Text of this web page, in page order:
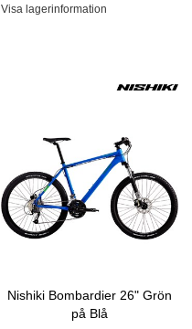
Visa lagerinformation
Nishiki Bombardier 26" Grön
på Blå